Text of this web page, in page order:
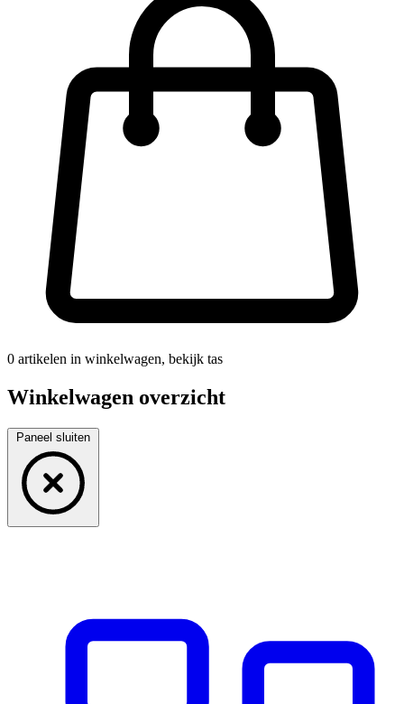
0 artikelen in winkelwagen, bekijk tas
Winkelwagen overzicht
Paneel sluiten